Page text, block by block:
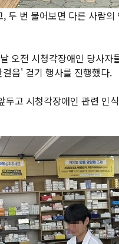
두 번 물어보면 다른 사람
오전 시청각장애인 당사
음' 걷기 행사를 진행했다.
고 시청각장애인 관련 인